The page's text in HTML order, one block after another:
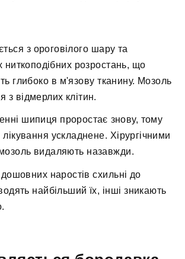
з ороговілого шару та
ниткоподібних розростань, що
глибоко в м'язову тканину. Мозоль
з відмерлих клітин.
шипиця проростає знову, тому
ускладнене. Хірургічними
видаляють назавжди.
наростів схильні до
найбільший їх, інші зникають